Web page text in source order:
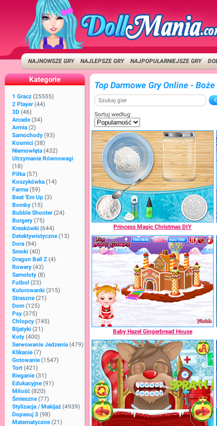
NAJNOWSZE GRY NAJLEPSZE GRY NAJPOPULARNIEJSZE GRY
Kategorie
1 Gracz (25555)
2 Player (44)
3D (46)
Arcade (34)
Armia (2)
Samochody (93)
Kosmici (38)
Niemowlęta (432)
Utrzymanie Równowagi
(18)
Piłka (57)
Koszykówka (14)
Farma (59)
Beat 'em Up (3)
Bomby (15)
Bubble Shooter (24)
Burgery (75)
Kreskówki (644)
Detektywistyczne (13)
Dora (94)
Smoki (40)
Dragon Ball Z (4)
Rowery (43)
Samoloty (8)
Futbol (23)
Kolorowanki (315)
Straszne (21)
Dom (125)
Psy (375)
Chłopcy (745)
Bijatyki (21)
Koty (400)
Serwowanie Jedzenia (479)
Klikanie (7)
Gotowanie (1547)
Tort (421)
Bieganie (31)
Edukacyjne (91)
Miłość (820)
Śmieszne (77)
Stylizacja / Makijaż (4939)
Dopasuj 3 (98)
Matematyczne (21)
Top Darmowe Gry Online -
Sortuj według:
Princess Magic Christmas DIY
Baby Hazel Gingerbread House